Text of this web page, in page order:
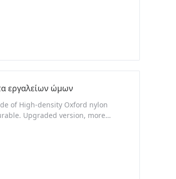
εργαλείων ώμων
of High-density Oxford nylon
Upgraded version, more